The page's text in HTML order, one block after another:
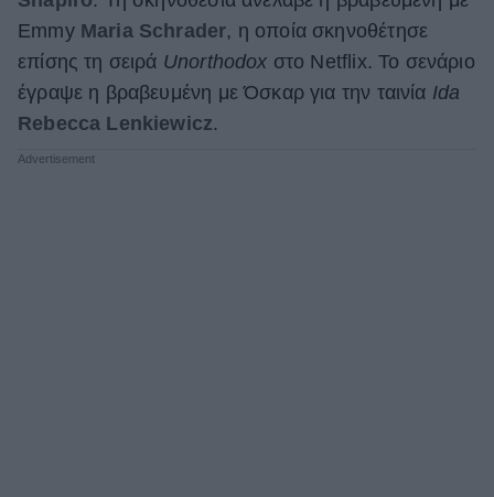
Emmy Maria Schrader, η οποία σκηνοθέτησε
επίσης τη σειρά Unorthodox στο Netflix. Το σενάριο
έγραψε η βραβευμένη με Όσκαρ για την ταινία Ida
Rebecca Lenkiewicz.